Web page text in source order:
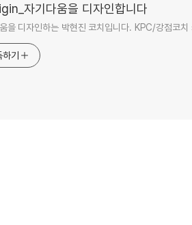
자기다움을 디자인합니다
을 디자인하는 박현진 코치입니다. KPC/강점
기